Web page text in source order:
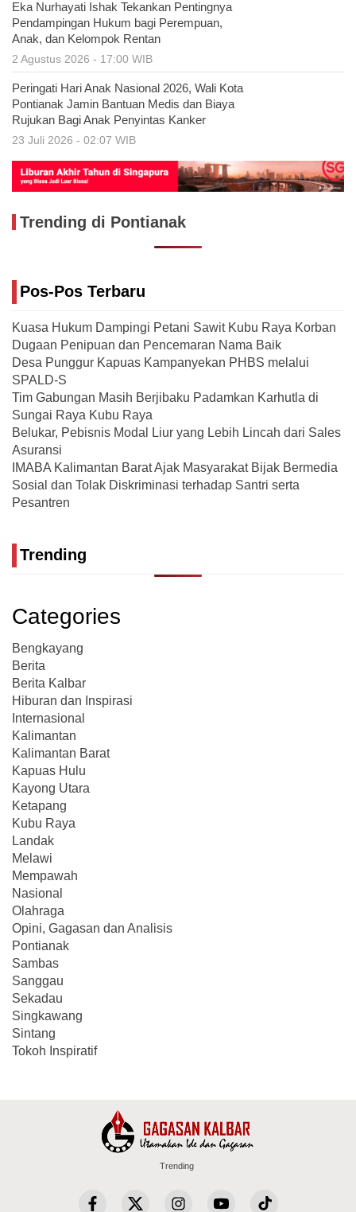
Eka Nurhayati Ishak Tekankan Pentingnya
Pendampingan Hukum bagi Perempuan,
Anak, dan Kelompok Rentan
2 Agustus 2026 - 17:00 WIB
Peringati Hari Anak Nasional 2026, Wali Kota
Pontianak Jamin Bantuan Medis dan Biaya
Rujukan Bagi Anak Penyintas Kanker
23 Juli 2026 - 02:07 WIB
Trending di Pontianak
Pos-Pos Terbaru
Kuasa Hukum Dampingi Petani Sawit Kubu Raya Korban
Dugaan Penipuan dan Pencemaran Nama Baik
Desa Punggur Kapuas Kampanyekan PHBS melalui
SPALD-S
Tim Gabungan Masih Berjibaku Padamkan Karhutla di
Sungai Raya Kubu Raya
Belukar, Pebisnis Modal Liur yang Lebih Lincah dari Sales
Asuransi
IMABA Kalimantan Barat Ajak Masyarakat Bijak Bermedia
Sosial dan Tolak Diskriminasi terhadap Santri serta
Pesantren
Trending
Categories
Bengkayang
Berita
Berita Kalbar
Hiburan dan Inspirasi
Internasional
Kalimantan
Kalimantan Barat
Kapuas Hulu
Kayong Utara
Ketapang
Kubu Raya
Landak
Melawi
Mempawah
Nasional
Olahraga
Opini, Gagasan dan Analisis
Pontianak
Sambas
Sanggau
Sekadau
Singkawang
Sintang
Tokoh Inspiratif
Trending